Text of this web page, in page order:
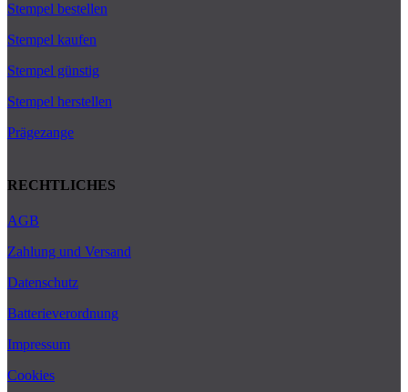
Stempel bestellen
Stempel kaufen
Stempel günstig
Stempel herstellen
Prägezange
RECHTLICHES
AGB
Zahlung und Versand
Datenschutz
Batterieverordnung
Impressum
Cookies